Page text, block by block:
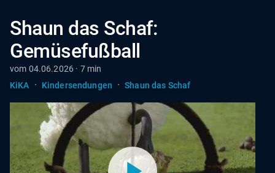
Shaun das Schaf:
Gemüsefußball
vom 04.06.2026 · 7 min
KiKA
· Kindersendungen · Shaun das Schaf